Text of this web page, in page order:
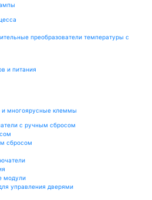
преобразователи температуры с
и питания
и многоярусные клеммы
с ручным сбросом
сбросом
модули
управления дверями